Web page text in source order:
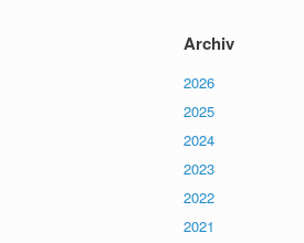
Archiv
2026
2025
2024
2023
2022
2021